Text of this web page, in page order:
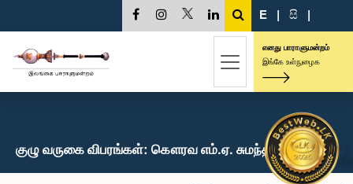
E | සි |
எனது பாராளுமன்றம்
இங்கே உள்நுழைக
குழு வருகை விபரங்கள்: கௌரவ எம்.ஏ. சுமந்திரன், பா.உ.